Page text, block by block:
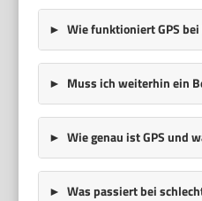
Wie funktioniert GPS
Muss ich weiterhin ein
Wie genau ist GPS und
Was passiert bei